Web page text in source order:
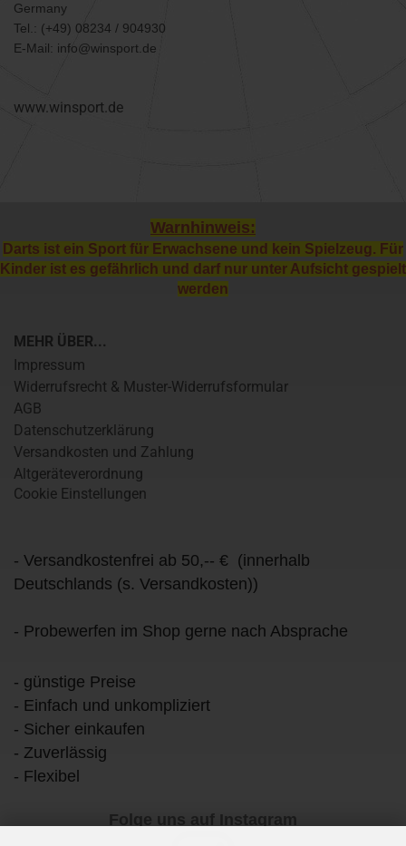
Germany
Tel.: (+49) 08234 / 904930
E-Mail: info@winsport.de
www.winsport.de
Warnhinweis:
Darts ist ein Sport für Erwachsene und kein Spielzeug. Für
Kinder ist es gefährlich und darf nur unter Aufsicht gespielt
werden
MEHR ÜBER...
Impressum
Widerrufsrecht & Muster-Widerrufsformular
AGB
Datenschutzerklärung
Versandkosten und Zahlung
Altgeräteverordnung
Cookie Einstellungen
- Versandkostenfrei ab 50,-- € (innerhalb
Deutschlands (s. Versandkosten))
- Probewerfen im Shop gerne nach Absprache
- günstige Preise
- Einfach und unkompliziert
- Sicher einkaufen
- Zuverlässig
- Flexibel
Folge uns auf Instagram